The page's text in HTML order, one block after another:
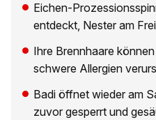
Eichen-
entdeckt, Nester am
Ihre Brennhaare
schwere Allergien
Badi öffnet wieder am
zuvor gesperrt und